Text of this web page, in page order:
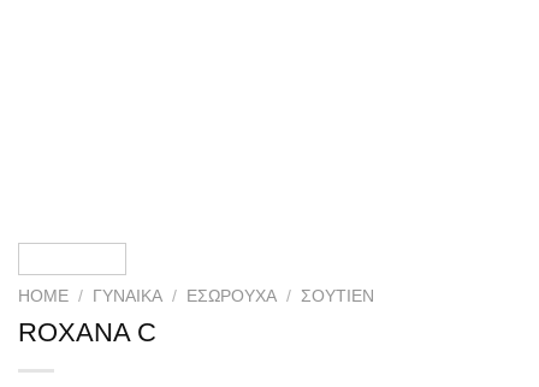
HOME / ΓΥΝΑΙΚΑ / ΕΣΏΡΟΥΧΑ / ΣΟΥΤΙΈΝ
ROXANA C